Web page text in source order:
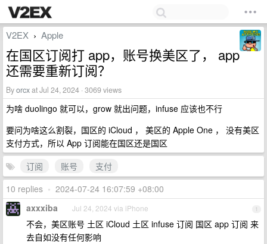
V2EX › Apple
在国区订阅打 app，账号换美区了， app
还需要重新订阅？
Byorcxat Jul 24, 2024 · 3069 views
为啥 duolingo 就可以，grow 就出问题，infuse 应该也不行
要问为啥这么割裂，国区的 iCloud ， 美区的 Apple One ， 没有美区
支付方式，所以 App 订阅能在国区还是国区
订阅
账号
支付
10 replies • 2024-07-24 16:07:59 +08:00
1
axxxiba Jul 24, 2024 via iPhone
不会，美区账号 土区 iCloud 土区 infuse 订阅 国区 app 订阅 来
去自如没有任何影响